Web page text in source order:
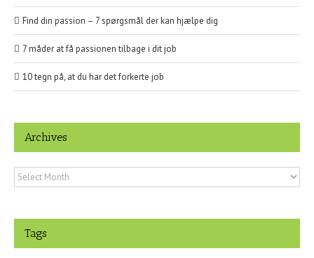
Find din passion – 7 spørgsmål der kan hjælpe dig
7 måder at få passionen tilbage i dit job
10 tegn på, at du har det forkerte job
Archives
Archives
Tags